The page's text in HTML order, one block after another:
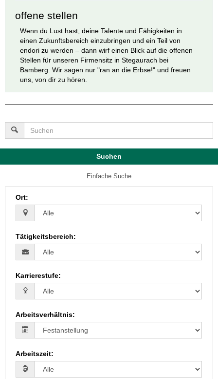
offene stellen
Wenn du Lust hast, deine Talente und Fähigkeiten in
einen Zukunftsbereich einzubringen und ein Teil von
endori zu werden – dann wirf einen Blick auf die offenen
Stellen für unseren Firmensitz in Stegaurach bei
Bamberg. Wir sagen nur "ran an die Erbse!" und freuen
uns, von dir zu hören.
Suchen
Einfache Suche
Ort:
Tätigkeitsbereich:
Karrierestufe:
Arbeitsverhältnis:
Arbeitszeit: